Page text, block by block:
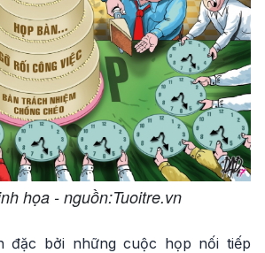
họa - nguồn:Tuoitre.vn
đặc bởi những cuộc họp nối tiếp